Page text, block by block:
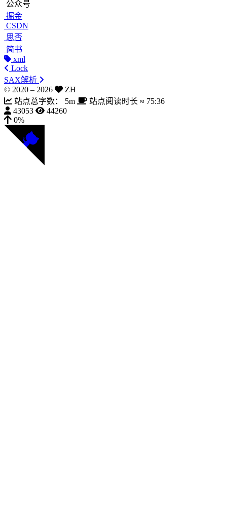
公众号
掘金
CSDN
思否
简书
xml
Lock
SAX解析
© 2020 – 2026
ZH
站点总字数：
5m 站点阅读时长 ≈ 75:36
43053
44260
0%